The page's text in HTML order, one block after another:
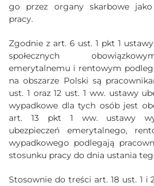
go przez organy skarbowe
pracy.
Zgodnie z art. 6 ust. 1 pkt 1
społecznych
emerytalnemu i rentowym
na obszarze Polski są
ust. 1 oraz 12 ust. 1 ww. ustawy
wypadkowe dla tych osób jest
art. 13 pkt 1 ww. ustawy
ubezpieczeń emerytalnego,
wypadkowego podlegają
stosunku pracy do dnia ustania
Stosownie do treści art. 18 ust. 1 i